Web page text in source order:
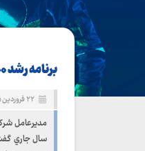
برنامه رشد ۱۰۰ هزار تني توليد فولاد اکسین در سال ۹۵
۲۲ فروردین ۱۳۹۵
مديرعامل
سال جاري